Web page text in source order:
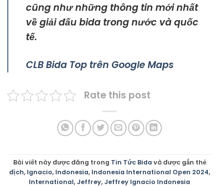
cũng như những thông tin mới nhất
về giải đấu bida trong nước và quốc
tế.
CLB Bida Top trên Google Maps
Rate this post
Bài viết này được đăng trong Tin Tức Bida và được gắn thẻ
địch, Ignacio, Indonesia, Indonesia International Open 2024,
International, Jeffrey, Jeffrey Ignacio Indonesia